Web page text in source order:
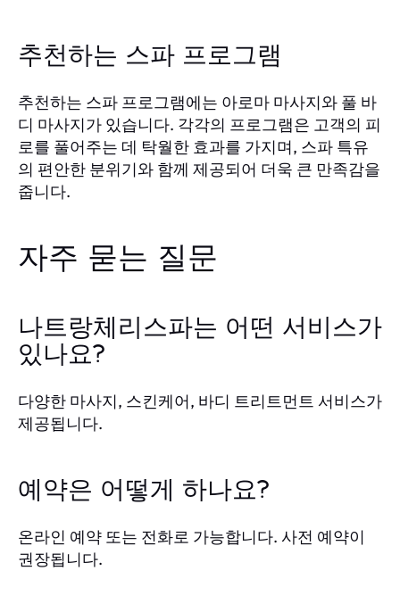
추천하는 스파 프로그램
추천하는 스파 프로그램에는 아로마 마사지와 풀 바
디 마사지가 있습니다. 각각의 프로그램은 고객의 피
로를 풀어주는 데 탁월한 효과를 가지며, 스파 특유
의 편안한 분위기와 함께 제공되어 더욱 큰 만족감을
줍니다.
자주 묻는 질문
나트랑체리스파는 어떤 서비스가
있나요?
다양한 마사지, 스킨케어, 바디 트리트먼트 서비스가
제공됩니다.
예약은 어떻게 하나요?
온라인 예약 또는 전화로 가능합니다. 사전 예약이
권장됩니다.